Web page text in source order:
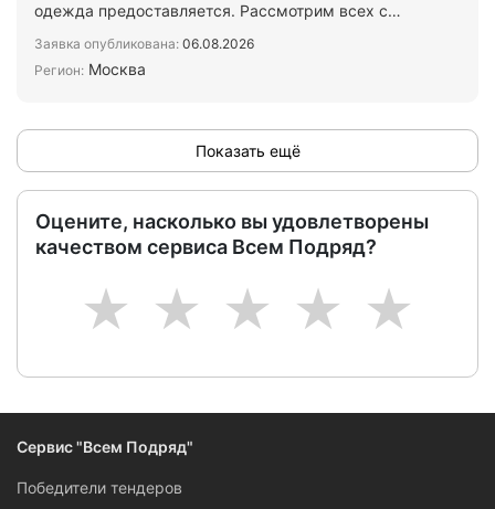
одежда предоставляется. Рассмотрим всех с
Заявка опубликована: 06.08.2026
Регион: Москва
Показать ещё
Оцените, насколько вы удовлетворены
качеством сервиса Всем Подряд?
5
4
3
2
1
Сервис "Всем Подряд"
Победители тендеров